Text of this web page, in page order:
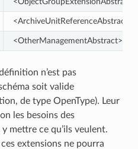
<ArchiveUnitReferenceAbstract>
<OtherManagementAbstract>
n’est pas
soit valide
de type OpenType). Leur
les besoins des
mettre ce qu’ils veulent.
extensions ne pourra